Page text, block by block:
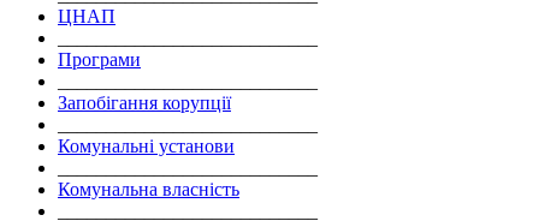
ЦНАП
Програми
Запобігання корупції
Комунальні установи
Комунальна власність